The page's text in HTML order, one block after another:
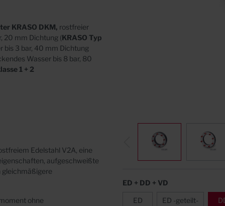
ED + DD + VD
ED ED -geteilt-
KRASO DKM, rostfreier
20 mm Dichtung (KRASO Typ
bis 3 bar, 40 mm Dichtung
Wasser bis 8 bar, 80
1 + 2
Edelstahl V2A, eine
aufgeschweißte
gleichmäßigere
ohne